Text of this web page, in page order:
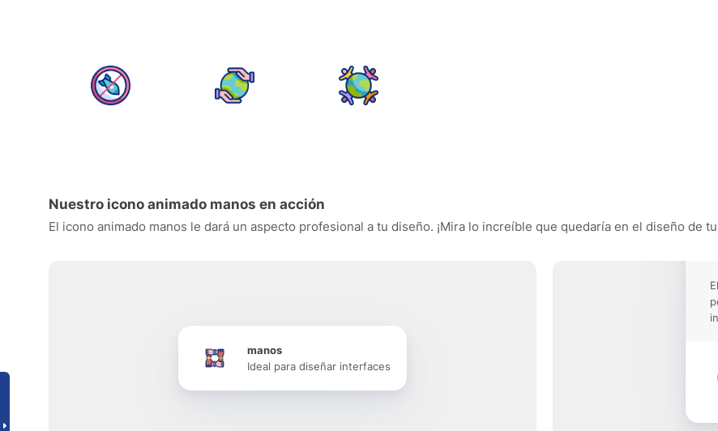
Nuestro icono animado manos en acción
El icono animado manos le dará un aspecto profesional a tu diseño. ¡Mira lo increíble que quedaría en el diseño de
manos
Ideal para diseñar interfaces